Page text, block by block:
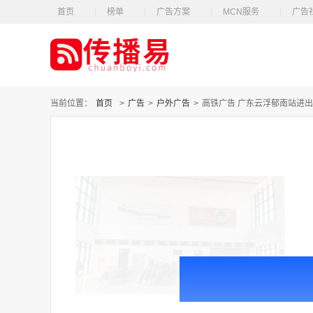
首页 榜单 广告方案 MCN服务 广告
当前位置： 首页 > 广告 > 户外广告 > 高铁广告 广东云浮郁南站进